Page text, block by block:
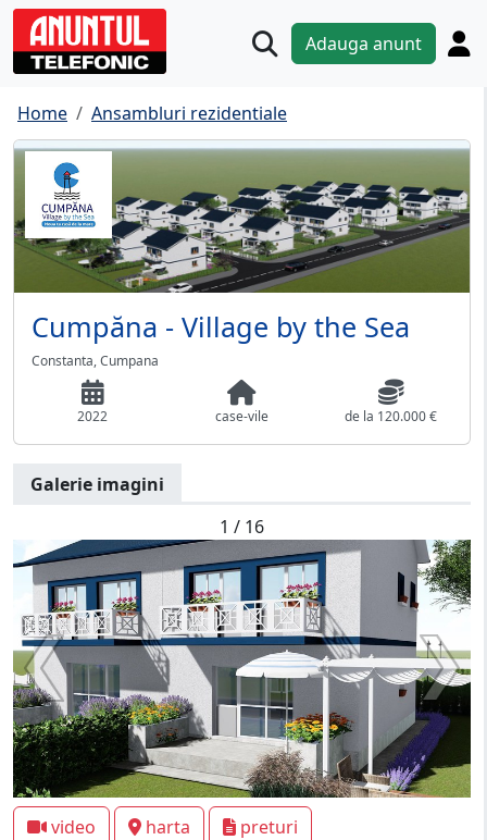
Adauga anunt
Home Ansambluri rezidentiale
Cumpăna - Village by the Sea
Constanta, Cumpana
2022 case-vile de la 120.000 €
Galerie imagini
1 / 16
video harta preturi